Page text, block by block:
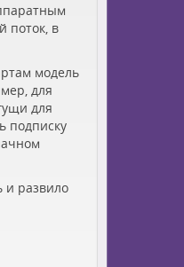
поток, в
модель
для
для
подписку
и развило